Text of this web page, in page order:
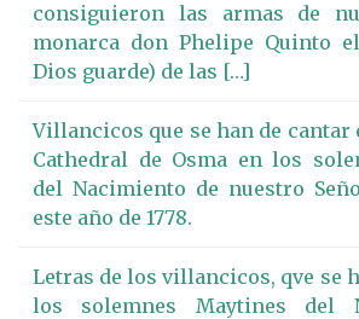
consiguieron las armas de
monarca don Phelipe Quinto
Dios guarde) de las […]
Villancicos que se han de cantar
Cathedral de Osma en los
del Nacimiento de nuestro
este año de 1778.
Letras de los villancicos, qve se
los solemnes Maytines del